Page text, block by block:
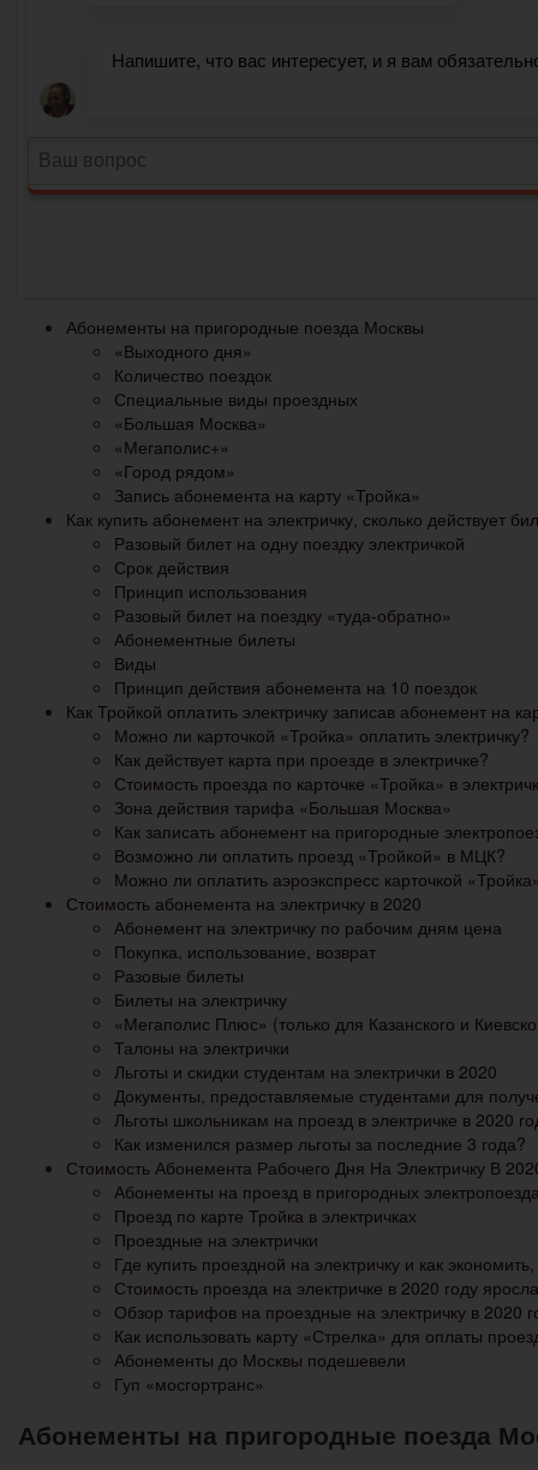
Абонементы на пригородные поезда Москвы
«Выходного дня»
Количество поездок
Специальные виды проездных
«Большая Москва»
«Мегаполис+»
«Город рядом»
Запись абонемента на карту «Тройка»
Как купить абонемент на электричку, сколько действует
Разовый билет на одну поездку электричкой
Срок действия
Принцип использования
Разовый билет на поездку «туда-обратно»
Абонементные билеты
Виды
Принцип действия абонемента на 10 поездок
Как Тройкой оплатить электричку записав абонемент на
Можно ли карточкой «Тройка» оплатить электричку?
Как действует карта при проезде в электричке?
Стоимость проезда по карточке «Тройка» в
Зона действия тарифа «Большая Москва»
Как записать абонемент на пригородные
Возможно ли оплатить проезд «Тройкой» в МЦК?
Можно ли оплатить аэроэкспресс карточкой
Стоимость абонемента на электричку в 2020
Абонемент на электричку по рабочим дням цена
Покупка, использование, возврат
Разовые билеты
Билеты на электричку
«Мегаполис Плюс» (только для Казанского и
Талоны на электрички
Льготы и скидки студентам на электрички в 2020
Документы, предоставляемые студентами для
Льготы школьникам на проезд в электричке в 2020
Как изменился размер льготы за последние 3 года?
Стоимость Абонемента Рабочего Дня На Электричку В
Абонементы на проезд в пригородных
Проезд по карте Тройка в электричках
Проездные на электрички
Где купить проездной на электричку и как
Стоимость проезда на электричке в 2020 году
Обзор тарифов на проездные на электричку в 2020
Как использовать карту «Стрелка» для оплаты
Абонементы до Москвы подешевели
Гуп «мосгортранс»
Абонементы на пригородные поезда